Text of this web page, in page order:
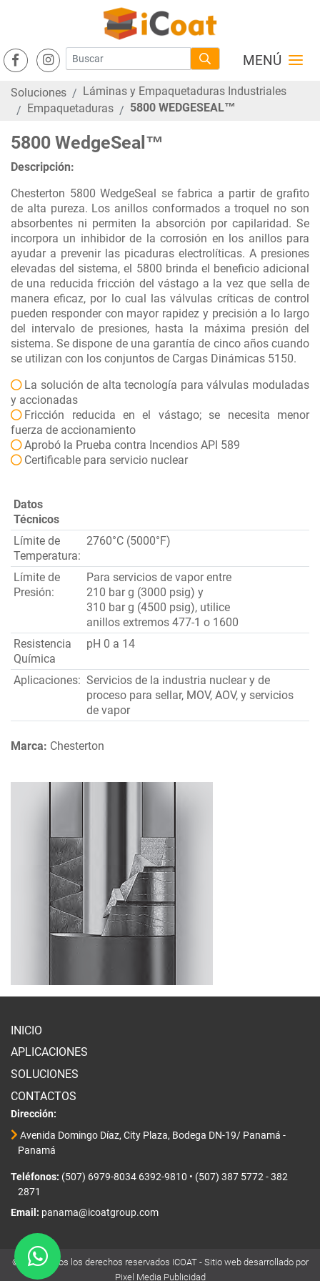
MENÚ
Soluciones
Láminas y Empaquetaduras Industriales
Empaquetaduras
5800 WEDGESEAL™
5800 WedgeSeal™
Descripción:
Chesterton 5800 WedgeSeal se fabrica a partir de grafito
de alta pureza. Los anillos conformados a troquel no son
absorbentes ni permiten la absorción por capilaridad. Se
incorpora un inhibidor de la corrosión en los anillos para
ayudar a prevenir las picaduras electrolíticas. A presiones
elevadas del sistema, el 5800 brinda el beneficio adicional
de una reducida fricción del vástago a la vez que sella de
manera eficaz, por lo cual las válvulas críticas de control
pueden responder con mayor rapidez y precisión a lo largo
del intervalo de presiones, hasta la máxima presión del
sistema. Se dispone de una garantía de cinco años cuando
se utilizan con los conjuntos de Cargas Dinámicas 5150.
La solución de alta tecnología para válvulas moduladas
y accionadas
Fricción reducida en el vástago; se necesita menor
fuerza de accionamiento
Aprobó la Prueba contra Incendios API 589
Certificable para servicio nuclear
Datos
Técnicos
Límite de
Temperatura:
2760°C (5000°F)
Límite de
Presión:
Para servicios de vapor entre
210 bar g (3000 psig) y
310 bar g (4500 psig), utilice
anillos extremos 477-1 o 1600
Resistencia
Química
pH 0 a 14
Aplicaciones: Servicios de la industria nuclear y de
proceso para sellar, MOV, AOV, y servicios
de vapor
Marca: Chesterton
INICIO
APLICACIONES
SOLUCIONES
CONTACTOS
Dirección:
Avenida Domingo Díaz, City Plaza, Bodega DN-19/ Panamá -
Panamá
Teléfonos: (507) 6979-8034 6392-9810 • (507) 387 5772 - 382
2871
Email: panama@icoatgroup.com
© 2024 Todos los derechos reservados ICOAT - Sitio web desarrollado por
Pixel Media Publicidad